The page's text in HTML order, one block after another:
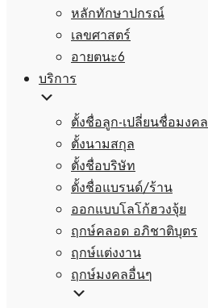
หลักทักษาปกรณ์
เลขศาสตร์
อายตนะ6
บริการ
ตั้งชื่อลูก-เปลี่ยนชื่อมงคล
ตั้งนามสกุล
ตั้งชื่อบริษัท
ตั้งชื่อแบรนด์/ร้าน
ออกแบบโลโก้ฮวงจุ้ย
ฤกษ์คลอด อภิชาติบุตร
ฤกษ์แต่งงาน
ฤกษ์มงคลอื่นๆ